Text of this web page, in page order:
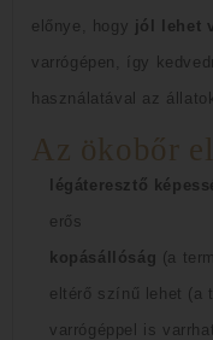
előnye, hogy jól lehet
varrógépen, így
használatával az
Az ökobőr
légáteresztő
erős
kopásállóság (a
eltérő színű lehet (a
varrógéppel is